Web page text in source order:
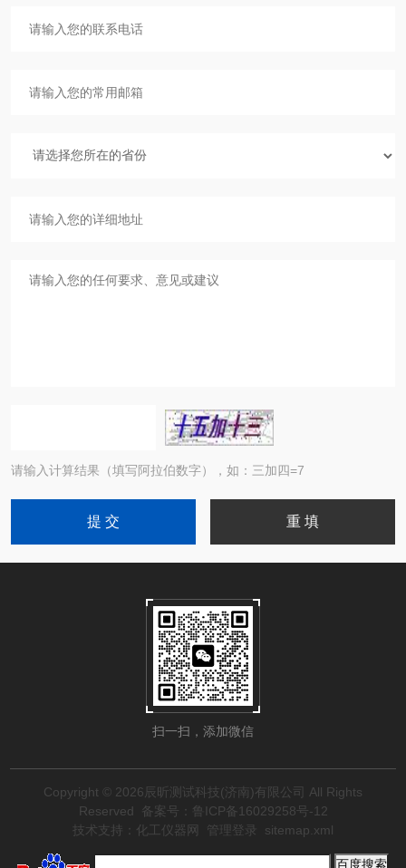
请输入计算结果（填写阿拉伯数字），如：三加四=7
扫一扫，添加微信
Copyright © 2026辰昕测试科技(济南)有限公司 All Rights
Reserved
备案号：鲁ICP备16029258号-12
技术支持： 化工仪器网 管理登录 sitemap.xml